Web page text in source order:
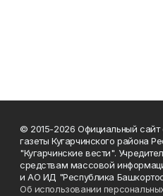
© 2015-2026 Официальный сайт
газеты Кугарчинского района
"Кугарчинские вести".
средствам массовой
и АО ИД "Республика
Об использовании